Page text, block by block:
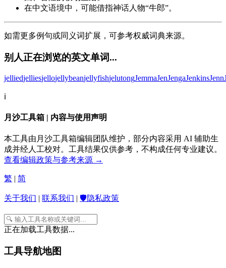
在中文语境中，可能借指神话人物“牛郎”。
如需更多例句或同义词扩展，可参考权威词典来源。
别人正在浏览的英文单词...
jelliedjelliesjellojellybeanjellyfishjelutongJemmaJenJengaJenkinsJenn
ℹ️
月沙工具箱 | 内容与使用声明
本工具由月沙工具箱编辑团队维护，部分内容采用 AI 辅助生
成并经人工校对。工具结果仅供参考，不构成任何专业建议。
查看编辑政策与参考来源 →
繁 | 简
关于我们 | 联系我们 | 🛡️隐私政策
正在加载工具数据...
工具导航地图